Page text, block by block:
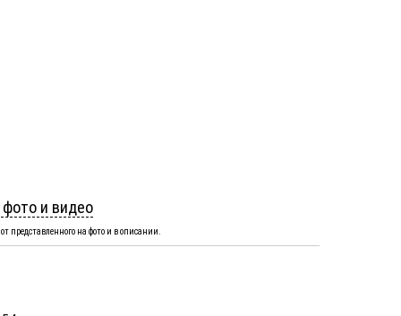
и видео
представленного на фото и в описании.